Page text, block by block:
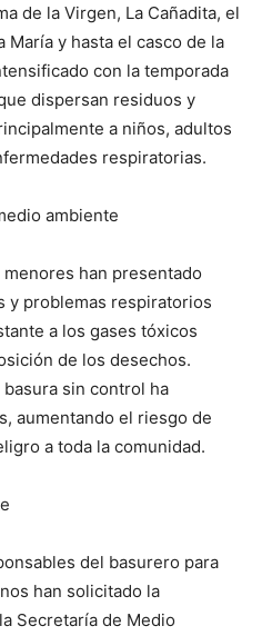
de la Virgen, La Cañadita, el
María y hasta el casco de la
con la temporada
dispersan residuos y
a niños, adultos
respiratorias.
ambiente
han presentado
y problemas respiratorios
a los gases tóxicos
de los desechos.
sin control ha
aumentando el riesgo de
a toda la comunidad.
del basurero para
han solicitado la
Secretaría de Medio